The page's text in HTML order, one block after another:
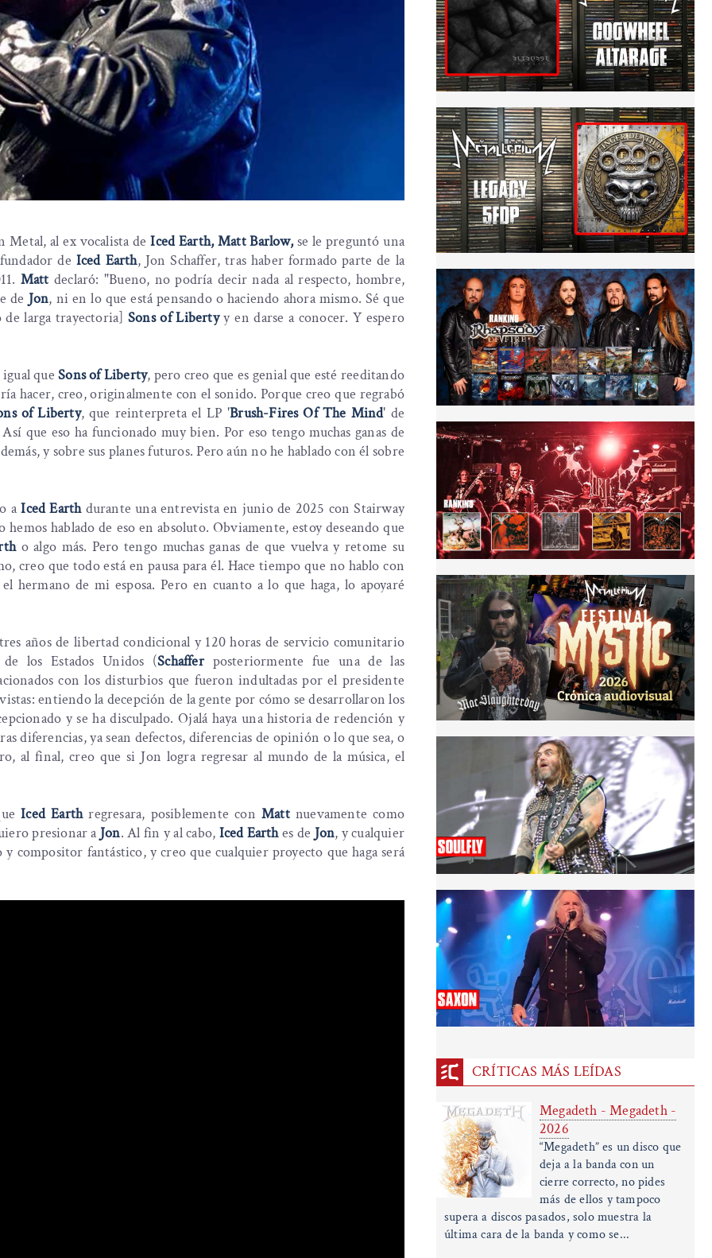
Metal, al ex vocalista deIced Earth, Matt Barlow,se le preguntó una
de Iced Earth, Jon Schaffer, tras haber formado parte de la
Matt declaró: "Bueno, no podría decir nada al respecto, hombre,
de Jon, ni en lo que está pensando o haciendo ahora mismo. Sé que
de larga trayectoria]Sons of Libertyy en darse a conocer. Y espero
igual queSons of Liberty, pero creo que es genial que esté reeditando
hacer, creo, originalmente con el sonido. Porque creo que regrabó
of Liberty, que reinterpreta el LP 'Brush-Fires Of The Mind' de
que eso ha funcionado muy bien. Por eso tengo muchas ganas de
y sobre sus planes futuros. Pero aún no he hablado con él sobre
aIced Earthdurante una entrevista en junio de 2025 con Stairway
hemos hablado de eso en absoluto. Obviamente, estoy deseando que
o algo más. Pero tengo muchas ganas de que vuelva y retome su
creo que todo está en pausa para él. Hace tiempo que no hablo con
hermano de mi esposa. Pero en cuanto a lo que haga, lo apoyaré
años de libertad condicional y 120 horas de servicio comunitario
los Estados Unidos (Schafferposteriormente fue una de las
con los disturbios que fueron indultadas por el presidente
entiendo la decepción de la gente por cómo se desarrollaron los
y se ha disculpado. Ojalá haya una historia de redención y
diferencias, ya sean defectos, diferencias de opinión o lo que sea, o
al final, creo que si Jon logra regresar al mundo de la música, el
Iced Earthregresara, posiblemente con Mattnuevamente como
presionar a Jon. Al fin y al cabo, Iced Earthes de Jon, y cualquier
compositor fantástico, y creo que cualquier proyecto que haga será
CRÍTICAS MÁS LEÍDAS
Megadeth - Megadeth -
2026
“Megadeth” es un disco que
deja a la banda con un
cierre correcto, no pides
más de ellos y tampoco
supera a discos pasados, solo muestra la
última cara de la banda y como se...